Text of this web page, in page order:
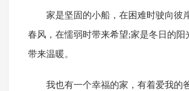
家是坚固的小船，在困难时驶向彼
春风，在懦弱时带来希望;家是冬日的阳
带来温暖。
我也有一个幸福的家，有着爱我的